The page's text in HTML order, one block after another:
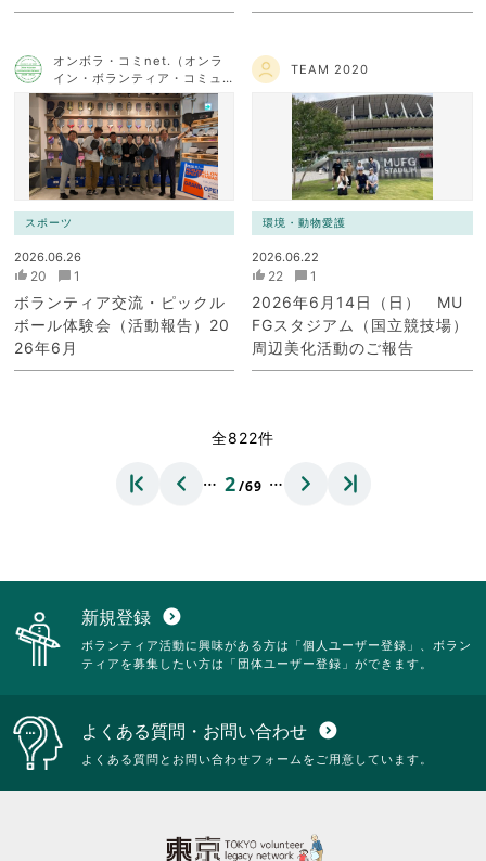
オンボラ・コミnet.（オンラ
イン・ボランティア・コミュ
ニケーション・ネットワー
ク）
スポーツ
2026.06.26
20 1
ボランティア交流・ピックル
ボール体験会（活動報告）20
26年6月
TEAM 2020
環境・動物愛護
2026.06.22
22 1
2026年6月14日（日） MU
FGスタジアム（国立競技場）
周辺美化活動のご報告
全822件
… 2/69 …
新規登録 expand_circle_down
ボランティア活動に興味がある方は「個人ユーザー登録」、ボラン
ティアを募集したい方は「団体ユーザー登録」ができます。
よくある質問・お問い合わせ expand_circle_down
よくある質問とお問い合わせフォームをご用意しています。